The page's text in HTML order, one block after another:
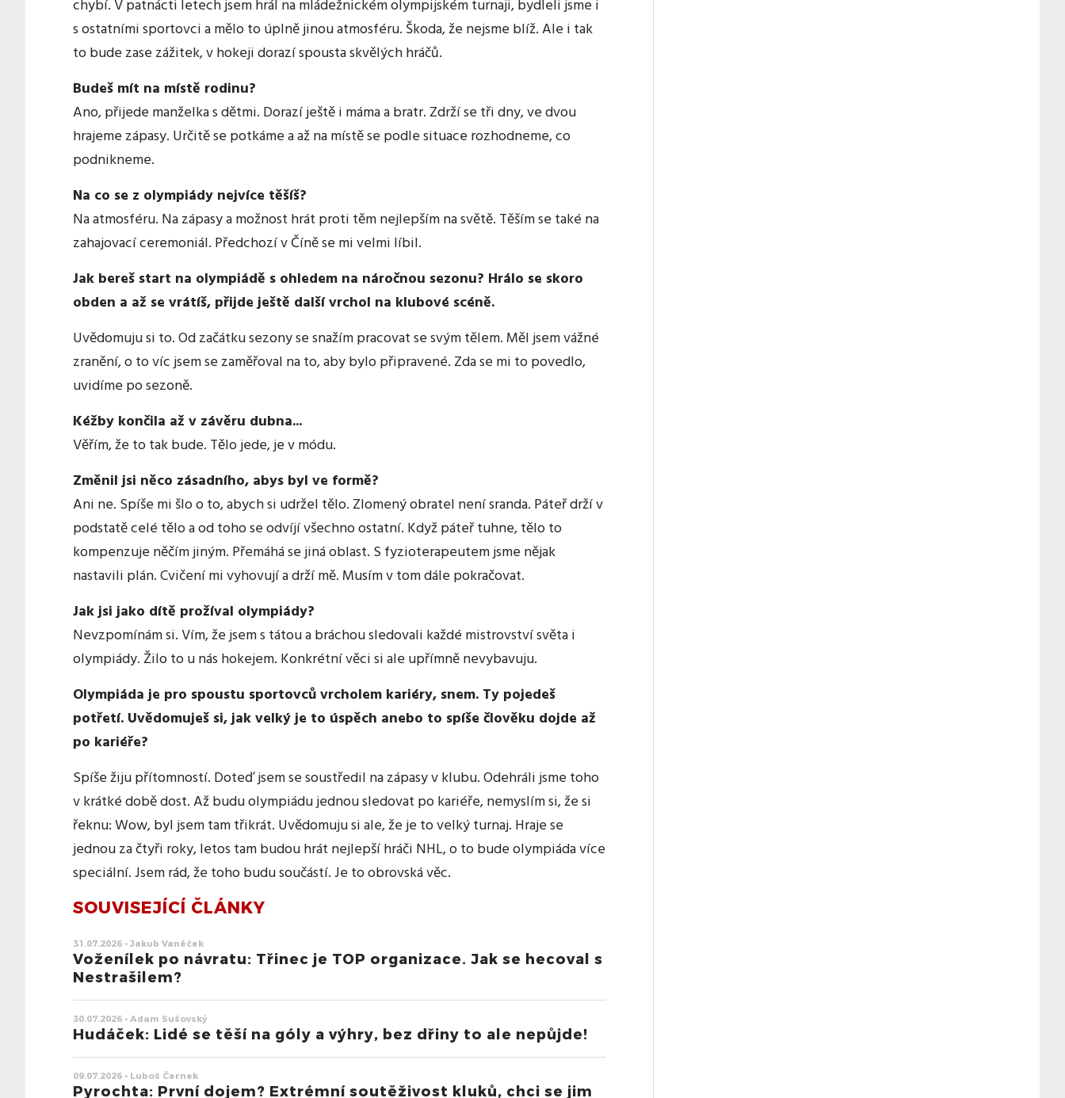
chybí. V patnácti letech jsem hrál na mládežnickém olympijském turnaji, bydleli jsme i
s ostatními sportovci a mělo to úplně jinou atmosféru. Škoda, že nejsme blíž. Ale i tak
to bude zase zážitek, v hokeji dorazí spousta skvělých hráčů.
Budeš mít na místě rodinu?
Ano, přijede manželka s dětmi. Dorazí ještě i máma a bratr. Zdrží se tři dny, ve dvou
hrajeme zápasy. Určitě se potkáme a až na místě se podle situace rozhodneme, co
podnikneme.
Na co se z olympiády nejvíce těšíš?
Na atmosféru. Na zápasy a možnost hrát proti těm nejlepším na světě. Těším se také na
zahajovací ceremoniál. Předchozí v Číně se mi velmi líbil.
Jak bereš start na olympiádě s ohledem na náročnou sezonu? Hrálo se skoro
obden a až se vrátíš, přijde ještě další vrchol na klubové scéně.
Uvědomuju si to. Od začátku sezony se snažím pracovat se svým tělem. Měl jsem vážné
zranění, o to víc jsem se zaměřoval na to, aby bylo připravené. Zda se mi to povedlo,
uvidíme po sezoně.
Kéžby končila až v závěru dubna...
Věřím, že to tak bude. Tělo jede, je v módu.
Změnil jsi něco zásadního, abys byl ve formě?
Ani ne. Spíše mi šlo o to, abych si udržel tělo. Zlomený obratel není sranda. Páteř drží v
podstatě celé tělo a od toho se odvíjí všechno ostatní. Když páteř tuhne, tělo to
kompenzuje něčím jiným. Přemáhá se jiná oblast. S fyzioterapeutem jsme nějak
nastavili plán. Cvičení mi vyhovují a drží mě. Musím v tom dále pokračovat.
Jak jsi jako dítě prožíval olympiády?
Nevzpomínám si. Vím, že jsem s tátou a bráchou sledovali každé mistrovství světa i
olympiády. Žilo to u nás hokejem. Konkrétní věci si ale upřímně nevybavuju.
Olympiáda je pro spoustu sportovců vrcholem kariéry, snem. Ty pojedeš
potřetí. Uvědomuješ si, jak velký je to úspěch anebo to spíše člověku dojde až
po kariéře?
Spíše žiju přítomností. Doteď jsem se soustředil na zápasy v klubu. Odehráli jsme toho
v krátké době dost. Až budu olympiádu jednou sledovat po kariéře, nemyslím si, že si
řeknu: Wow, byl jsem tam třikrát. Uvědomuju si ale, že je to velký turnaj. Hraje se
jednou za čtyři roky, letos tam budou hrát nejlepší hráči NHL, o to bude olympiáda více
speciální. Jsem rád, že toho budu součástí. Je to obrovská věc.
SOUVISEJÍCÍ ČLÁNKY
31.07.2026 • Jakub Vaněček
Voženílek po návratu: Třinec je TOP organizace. Jak se hecoval s
Nestrašilem?
30.07.2026 • Adam Sušovský
Hudáček: Lidé se těší na góly a výhry, bez dřiny to ale nepůjde!
09.07.2026 • Luboš Černek
Pyrochta: První dojem? Extrémní soutěživost kluků, chci se jim